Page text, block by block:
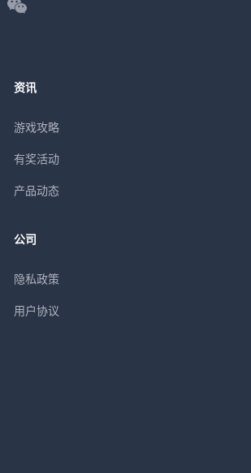
资讯
游戏攻略
有奖活动
产品动态
公司
隐私政策
用户协议